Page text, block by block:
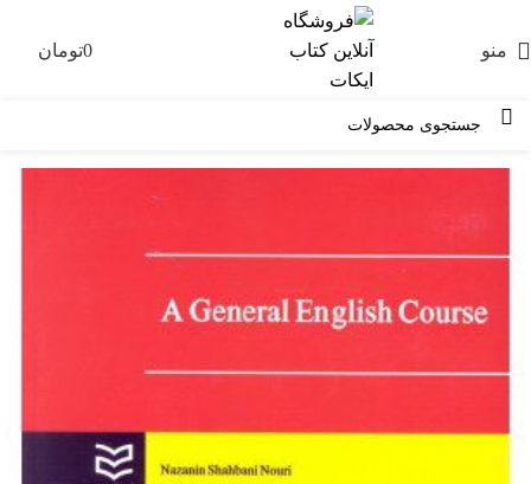
منو 0تومان